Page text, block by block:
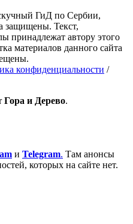
ГиД по Сербии,
защищены. Текст,
принадлежат автору этого
материалов данного сайта
конфиденциальности /
Гора и Дерево.
и Telegram. Там анонсы
которых на сайте нет.